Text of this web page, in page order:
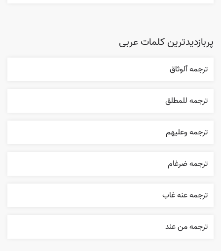
پربازدیدترین کلمات عربی
ترجمه ٱلوثاق
ترجمه للمطلق
ترجمه وعليهم
ترجمه ضرغام
ترجمه عنه غاب
ترجمه من عند